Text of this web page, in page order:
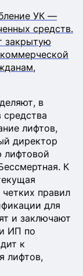
УК —
средств.
закрытую
,
в
лифтов,
директор
лифтовой
К
правил
для
и заключают
ИП по
к
лифтов,